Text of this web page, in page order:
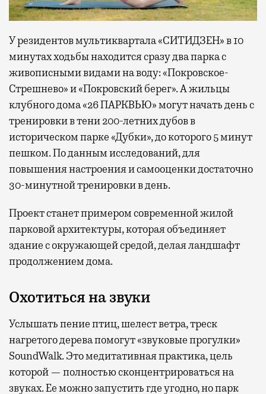
У резидентов мультиквартала «СИТИДЗЕН» в 10
минутах ходьбы находится сразу два парка с
живописными видами на воду: «Покровское-
Стрешнево» и «Покровский берег». А жильцы
клубного дома «26 ПАРКВЬЮ» могут начать день с
тренировки в тени 200-летних дубов в
историческом парке «Дубки», до которого 5 минут
пешком. По данным исследований, для
повышения настроения и самооценки достаточно
30-минутной тренировки в день.
Проект станет примером современной жилой
парковой архитектуры, которая объединяет
здание с окружающей средой, делая ландшафт
продолжением дома.
Охотиться на звуки
Услышать пение птиц, шелест ветра, треск
нагретого дерева помогут «звуковые прогулки»
SoundWalk. Это медитативная практика, цель
которой — полностью сконцентрироваться на
звуках. Ее можно запустить где угодно, но парк